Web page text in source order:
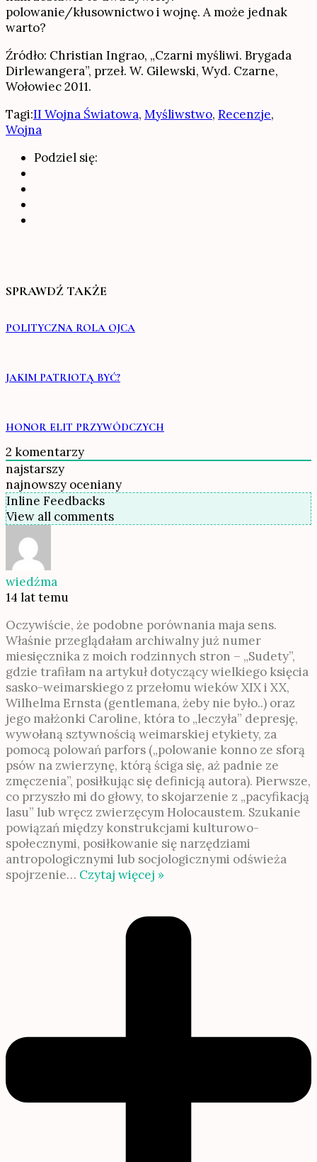
polowanie/kłusownictwo i wojnę. A może jednak
warto?
Źródło: Christian Ingrao, „Czarni myśliwi. Brygada
Dirlewangera”, przeł. W. Gilewski, Wyd. Czarne,
Wołowiec 2011.
Tagi:II Wojna Światowa, Myśliwstwo, Recenzje,
Wojna
Podziel się:
SPRAWDŹ TAKŻE
POLITYCZNA ROLA OJCA
JAKIM PATRIOTĄ BYĆ?
HONOR ELIT PRZYWÓDCZYCH
2 komentarzy
najstarszy
najnowszy oceniany
Inline Feedbacks
View all comments
wiedźma
14 lat temu
Oczywiście, że podobne porównania maja sens.
Właśnie przeglądałam archiwalny już numer
miesięcznika z moich rodzinnych stron – „Sudety”,
gdzie trafiłam na artykuł dotyczący wielkiego księcia
sasko-weimarskiego z przełomu wieków XIX i XX,
Wilhelma Ernsta (gentlemana, żeby nie było..) oraz
jego małżonki Caroline, która to „leczyła” depresję,
wywołaną sztywnością weimarskiej etykiety, za
pomocą polowań parfors („polowanie konno ze sforą
psów na zwierzynę, którą ściga się, aż padnie ze
zmęczenia”, posiłkując się definicją autora). Pierwsze,
co przyszło mi do głowy, to skojarzenie z „pacyfikacją
lasu” lub wręcz zwierzęcym Holocaustem. Szukanie
powiązań między konstrukcjami kulturowo-
społecznymi, posiłkowanie się narzędziami
antropologicznymi lub socjologicznymi odświeża
spojrzenie… Czytaj więcej »